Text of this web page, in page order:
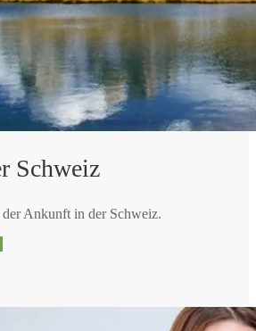
Schweiz
Ankunft in der Schweiz.